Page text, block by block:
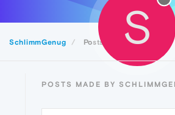
SchlimmGenug Posts S
POSTS MADE BY